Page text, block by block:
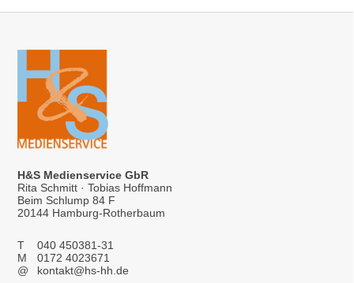
H&S Medienservice GbR
Rita Schmitt · Tobias Hoffmann
Beim Schlump 84 F
20144 Hamburg-Rotherbaum
T
040 450381-31
M
0172 4023671
@
kontakt@hs-hh.de